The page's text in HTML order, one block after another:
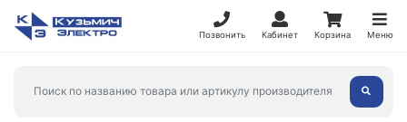
Позвонить Кабинет Корзина Меню